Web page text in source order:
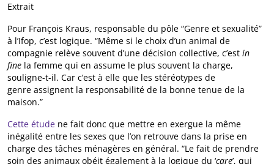
Extrait
Pour François Kraus, responsable du pôle “Genre et sexualité”
à l’Ifop, c’est logique. “Même si le choix d’un animal de
compagnie relève souvent d’une décision collective, c’est in
fine la femme qui en assume le plus souvent la charge,
souligne-t-il. Car c’est à elle que les stéréotypes de
genre assignent la responsabilité de la bonne tenue de la
maison.”
Cette étude ne fait donc que mettre en exergue la même
inégalité entre les sexes que l’on retrouve dans la prise en
charge des tâches ménagères en général. “Le fait de prendre
soin des animaux obéit également à la logique du ‘care’, qui